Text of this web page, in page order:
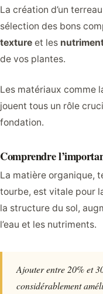
La création d’un
sélection des bons
texture et les
de vos plantes.
Les matériaux comme
jouent tous un rôle
fondation.
Comprendre
La matière organique,
tourbe, est vitale pour
la structure du sol,
l’eau et les nutriments.
Ajouter entre 20% et
considérablement